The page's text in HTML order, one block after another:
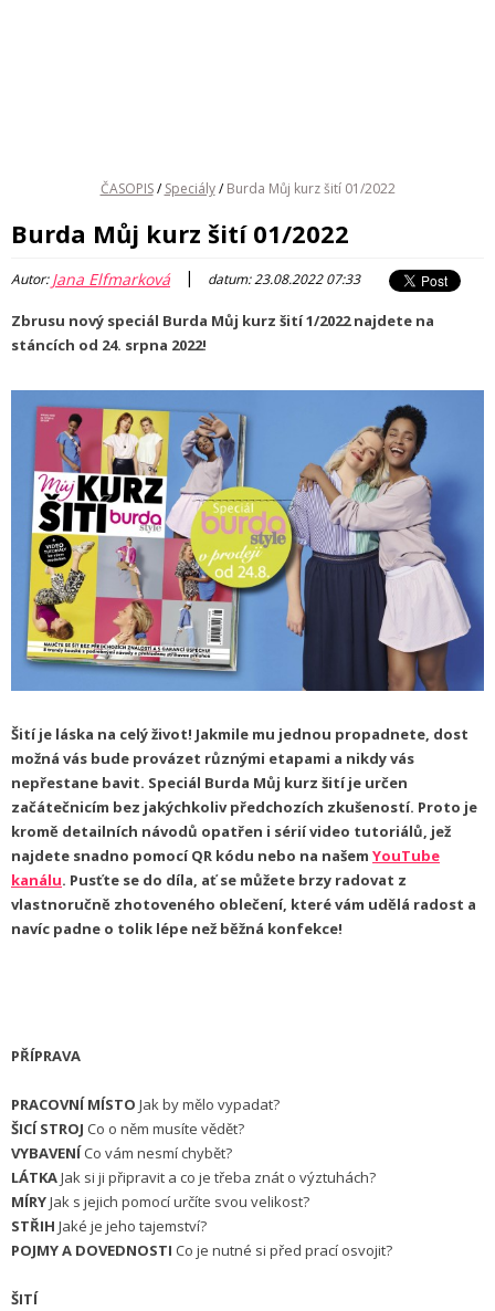
ČASOPIS / Speciály / Burda Můj kurz šití 01/2022
Burda Můj kurz šití 01/2022
Autor:Jana Elfmarková | datum: 23.08.2022 07:33
Zbrusu nový speciál Burda Můj kurz šití 1/2022 najdete na
stáncích od 24. srpna 2022!
Šití je láska na celý život! Jakmile mu jednou propadnete, dost
možná vás bude provázet různými etapami a nikdy vás
nepřestane bavit. Speciál Burda Můj kurz šití je určen
začátečnicím bez jakýchkoliv předchozích zkušeností. Proto je
kromě detailních návodů opatřen i sérií video tutoriálů, jež
najdete snadno pomocí QR kódu nebo na našem YouTube
kanálu. Pusťte se do díla, ať se můžete brzy radovat z
vlastnoručně zhotoveného oblečení, které vám udělá radost a
navíc padne o tolik lépe než běžná konfekce!
PŘÍPRAVA
PRACOVNÍ MÍSTO Jak by mělo vypadat?
ŠICÍ STROJ Co o něm musíte vědět?
VYBAVENÍ Co vám nesmí chybět?
LÁTKAJak si ji připravit a co je třeba znát o výztuhách?
MÍRYJak s jejich pomocí určíte svou velikost?
STŘIH Jaké je jeho tajemství?
POJMY A DOVEDNOSTI Co je nutné si před prací osvojit?
ŠITÍ